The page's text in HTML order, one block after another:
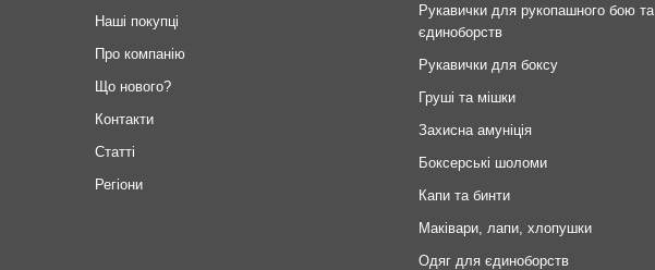
Наші покупці
Про компанію
Що нового?
Контакти
Статті
Регіони
Рукавички для рукопашного бою та
єдиноборств
Рукавички для боксу
Груші та мішки
Захисна амуніція
Боксерські шоломи
Капи та бинти
Маківари, лапи, хлопушки
Одяг для єдиноборств